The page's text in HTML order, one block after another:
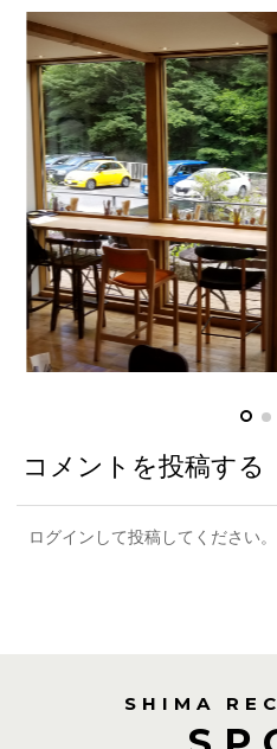
コメントを投稿する
ログインして投稿してください。
SHIMA